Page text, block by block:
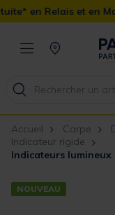
en Magasin ainsi
Accueil Carpe
Indicateur rigide
Indicateurs lumineux
NOUVEAU